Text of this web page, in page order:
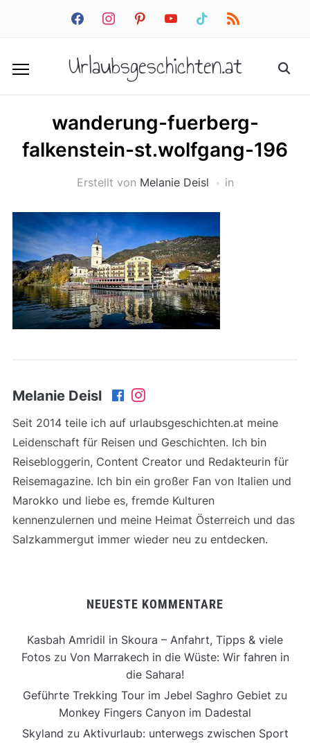
facebookinstagrampinterestyoutube tiktok rss
Urlaubsgeschichten.at
wanderung-fuerberg-
falkenstein-st.wolfgang-196
Erstellt von Melanie Deisl in
Melanie Deisl
Seit 2014 teile ich auf urlaubsgeschichten.at meine
Leidenschaft für Reisen und Geschichten. Ich bin
Reisebloggerin, Content Creator und Redakteurin für
Reisemagazine. Ich bin ein großer Fan von Italien und
Marokko und liebe es, fremde Kulturen
kennenzulernen und meine Heimat Österreich und das
Salzkammergut immer wieder neu zu entdecken.
NEUESTE KOMMENTARE
Kasbah Amridil in Skoura – Anfahrt, Tipps & viele
Fotoszu Von Marrakech in die Wüste: Wir fahren in
die Sahara!
Geführte Trekking Tour im Jebel Saghro Gebiet zu
Monkey Fingers Canyon im Dadestal
Skyland zu Aktivurlaub: unterwegs zwischen Sport